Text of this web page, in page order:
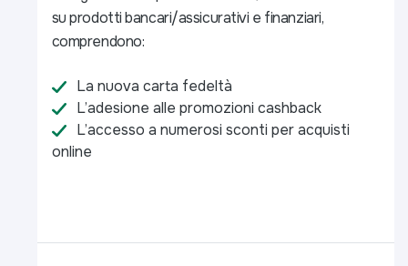
su prodotti bancari/assicurativi e finanziari,
comprendono:
La nuova carta fedeltà
L’adesione alle promozioni cashback
L’accesso a numerosi sconti per acquisti
online